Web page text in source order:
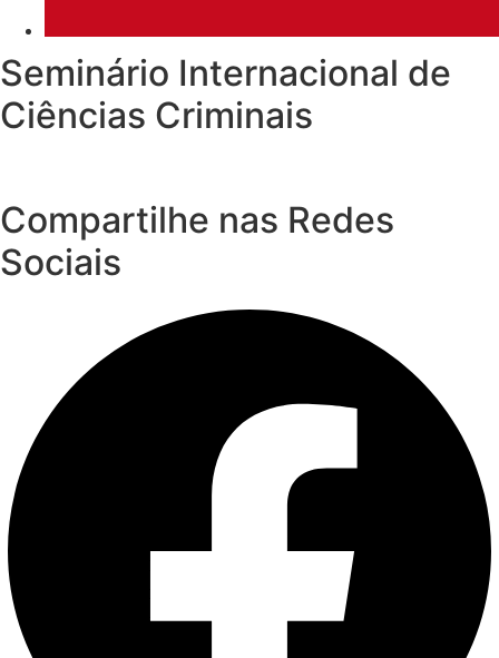
Seminário Internacional de
Ciências Criminais
Compartilhe nas Redes
Sociais